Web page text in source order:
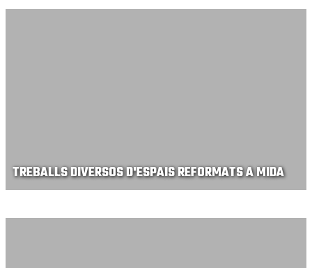
TREBALLS DIVERSOS D'ESPAIS REFORMATS A MIDA